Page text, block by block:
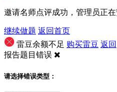
邀请名师点评成功，管理员正在
继续做题 返回首页
雷豆余额不足 购买雷豆 返回
报告题目错误
请选择错误类型：